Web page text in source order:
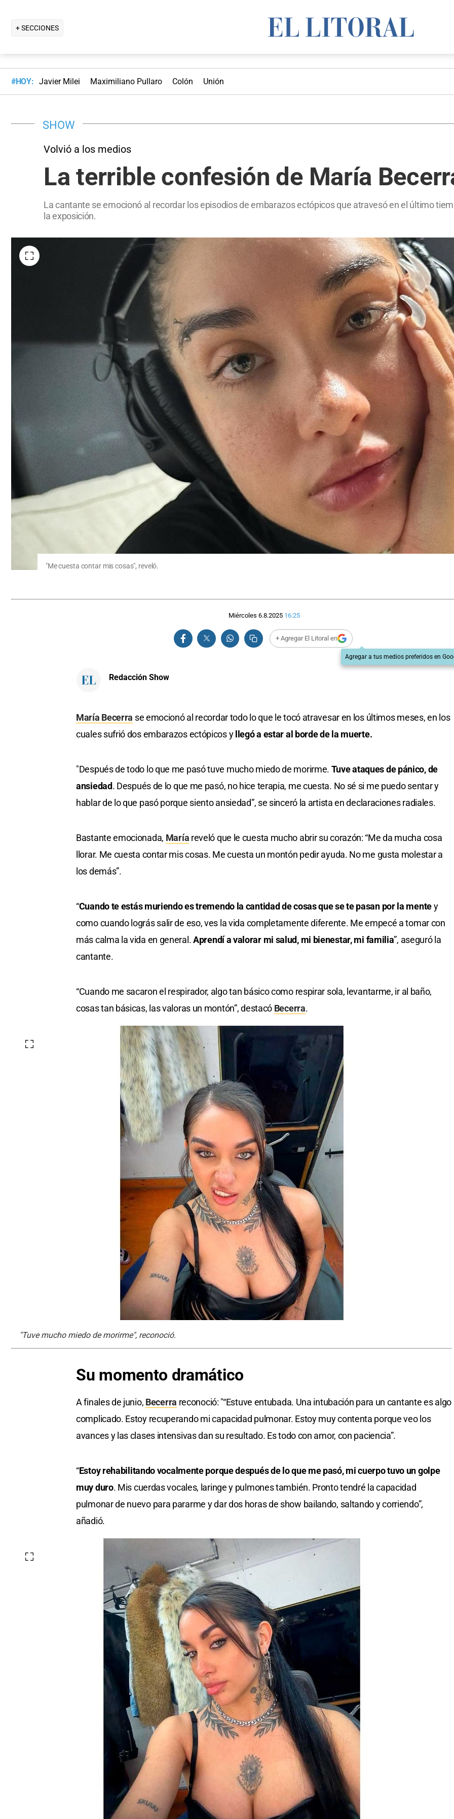
+ SECCIONES
#HOY: Javier Milei Maximiliano Pullaro Colón Unión
SHOW
Volvió a los medios
La terrible confesión de María
La cantante se emocionó al recordar los episodios de embarazos ectópicos que atravesó en el último
la exposición.
"Me cuesta contar mis cosas", reveló.
Miércoles 6.8.2025 16:25
+ Agregar El Litoral en
Agregar a tus medios preferidos en
Redacción Show
María Becerra se emocionó al recordar todo lo que le tocó atravesar en los últimos meses, en los
cuales sufrió dos embarazos ectópicos y llegó a estar al borde de la muerte.
"Después de todo lo que me pasó tuve mucho miedo de morirme. Tuve ataques de pánico, de
ansiedad. Después de lo que me pasó, no hice terapia, me cuesta. No sé si me puedo sentar y
hablar de lo que pasó porque siento ansiedad”, se sinceró la artista en declaraciones radiales.
Bastante emocionada, María reveló que le cuesta mucho abrir su corazón: “Me da mucha cosa
llorar. Me cuesta contar mis cosas. Me cuesta un montón pedir ayuda. No me gusta molestar a
los demás”.
“Cuando te estás muriendo es tremendo la cantidad de cosas que se te pasan por la mentey
como cuando lográs salir de eso, ves la vida completamente diferente. Me empecé a tomar con
más calma la vida en general.Aprendí a valorar mi salud, mi bienestar, mi familia”, aseguró la
cantante.
“Cuando me sacaron el respirador, algo tan básico como respirar sola, levantarme, ir al baño,
cosas tan básicas, las valoras un montón”, destacó Becerra.
"Tuve mucho miedo de morirme", reconoció.
Su momento dramático
A finales de junio, Becerra reconoció: "“Estuve entubada. Una intubación para un cantante es algo
complicado. Estoy recuperando mi capacidad pulmonar. Estoy muy contenta porque veo los
avances y las clases intensivas dan su resultado. Es todo con amor, con paciencia”.
“Estoy rehabilitando vocalmente porque después de lo que me pasó, mi cuerpo tuvo un golpe
muy duro. Mis cuerdas vocales, laringe y pulmones también. Pronto tendré la capacidad
pulmonar de nuevo para pararme y dar dos horas de show bailando, saltando y corriendo”,
añadió.